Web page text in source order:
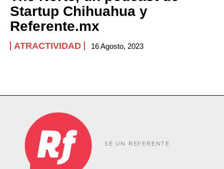
Startup Chihuahua y
Referente.mx
ATRACTIVIDAD 16 Agosto, 2023
SÉ UN REFERENTE